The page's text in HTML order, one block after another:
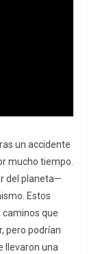
un accidente
mucho tiempo.
del planeta—
Estos
caminos que
pero podrían
llevaron una